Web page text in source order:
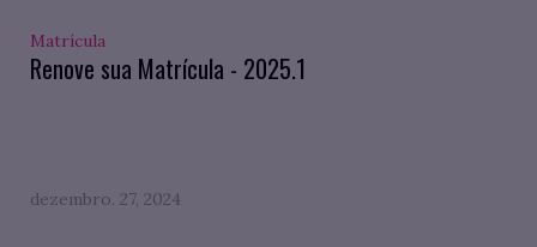
Matrícula
Renove sua Matrícula - 2025.1
dezembro. 27, 2024